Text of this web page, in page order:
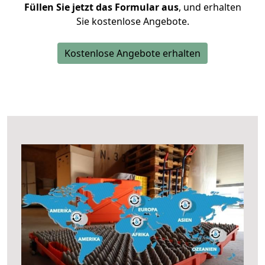
Füllen Sie jetzt das Formular aus, und erhalten
Sie kostenlose Angebote.
Kostenlose Angebote erhalten